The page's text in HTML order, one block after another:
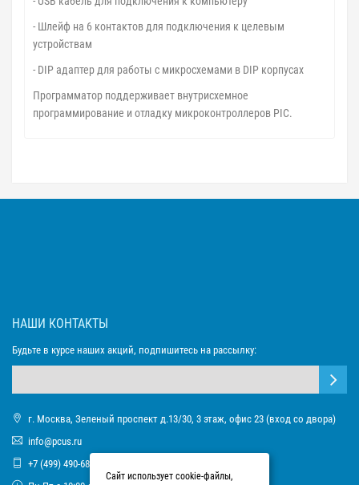
- Шлейф на 6 контактов для подключения к целевым
устройствам
- DIP адаптер для работы с микросхемами в DIP корпусах
Программатор поддерживает внутрисхемное
программирование и отладку микроконтроллеров PIC.
НАШИ КОНТАКТЫ
Будьте в курсе наших акций, подпишитесь на рассылку:
г. Москва, Зеленый проспект д.13/30, 3 этаж, офис 23 (вход со двора)
info@pcus.ru
+7 (499) 490-68-93
Сайт использует cookie-файлы,